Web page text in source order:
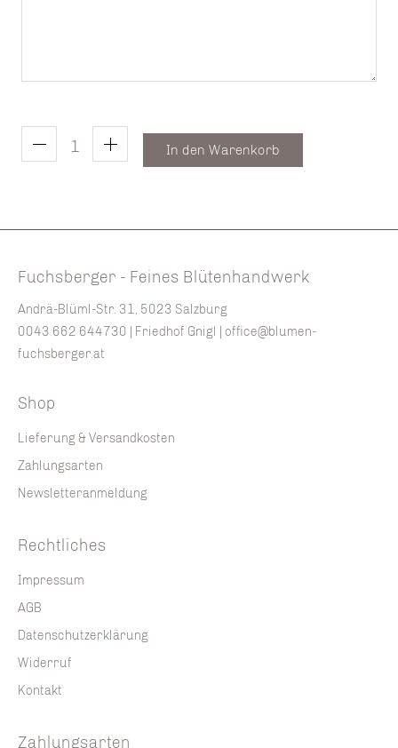
In den Warenkorb
Fuchsberger - Feines Blütenhandwerk
Andrä-Blüml-Str. 31, 5023 Salzburg
0043 662 644730 | Friedhof Gnigl | office@blumen-
fuchsberger.at
Shop
Lieferung & Versandkosten
Zahlungsarten
Newsletteranmeldung
Rechtliches
Impressum
AGB
Datenschutzerklärung
Widerruf
Kontakt
Zahlungsarten